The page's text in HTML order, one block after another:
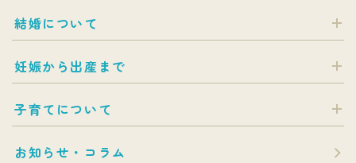
結婚について
妊娠から出産まで
子育てについて
お知らせ・コラム